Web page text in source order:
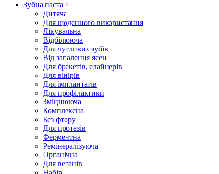
Зубна паста
Дитяча
Для щоденного використання
Лікувальна
Відбілююча
Для чутливих зубів
Від запалення ясен
Для брекетів, елайнерів
Для вінірів
Для імплантатів
Для профілактики
Зміцнююча
Комплексна
Без фтору
Для протезів
Ферментна
Ремінералізуюча
Органічна
Для веганів
Набір